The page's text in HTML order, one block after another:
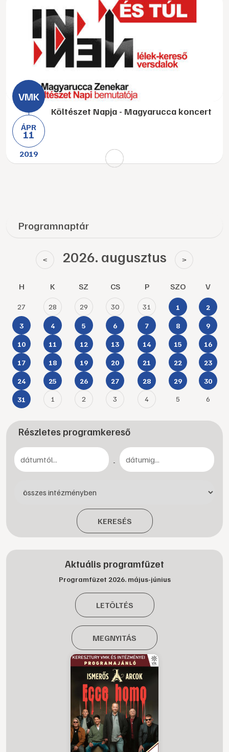
ÁPR
11
2019
Költészet Napja - Magyarucca koncert
Programnaptár
< 2026. augusztus >
H K SZ CS P SZO V
27 28 29 30 31 1 2
3 4 5 6 7 8 9
10 11 12 13 14 15 16
17 18 19 20 21 22 23
24 25 26 27 28 29 30
31 1 2 3 4 5 6
Részletes programkereső
-
KERESÉS
Aktuális programfüzet
Programfüzet 2026. május-június
LETÖLTÉS
MEGNYITÁS